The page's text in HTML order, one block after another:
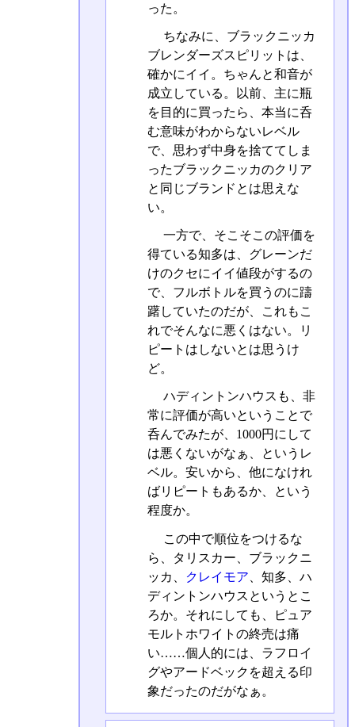
った。
ちなみに、ブラックニッカ
ブレンダーズスピリットは、
確かにイイ。ちゃんと和音が
成立している。以前、主に瓶
を目的に買ったら、本当に呑
む意味がわからないレベル
で、思わず中身を捨ててしま
ったブラックニッカのクリア
と同じブランドとは思えな
い。
一方で、そこそこの評価を
得ている知多は、グレーンだ
けのクセにイイ値段がするの
で、フルボトルを買うのに躊
躇していたのだが、これもこ
れでそんなに悪くはない。リ
ピートはしないとは思うけ
ど。
ハディントンハウスも、非
常に評価が高いということで
呑んでみたが、1000円にして
は悪くないがなぁ、というレ
ベル。安いから、他になけれ
ばリピートもあるか、という
程度か。
この中で順位をつけるな
ら、タリスカー、ブラックニ
ッカ、
クレイモア 、知多、ハ
ディントンハウスというとこ
ろか。それにしても、ピュア
モルトホワイトの終売は痛
い……個人的には、ラフロイ
グやアードベックを超える印
象だったのだがなぁ。